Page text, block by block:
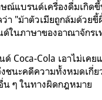
ณ์แบรนด์เครื่องดื่มเกิด
า "ม้าตัวเมียถูกล้มด้วย
ในภาษาของอาณาจักรเ
Coca-Cola เอาไม่เคย
ชนะคดีความทั้งหมดเกี่
น ๆ ในทางผิดกฎหมาย